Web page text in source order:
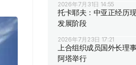
2026年7月31日 14:55
托卡耶夫：中亚正经历
发展阶段
2026年7月23日 17:21
上合组织成员国外长理
阿塔举行